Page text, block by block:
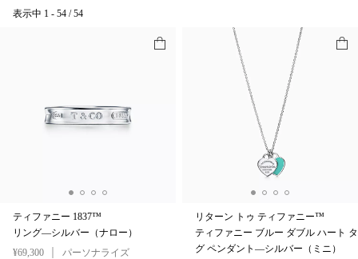
表示中 1 - 54 / 54
ティファニー 1837™
リング—シルバー（ナロー）
¥69,300
パーソナライズ
リターン トゥ ティファニー™
ティファニー ブルー ダブル ハート タ
グ ペンダント—シルバー（ミニ）